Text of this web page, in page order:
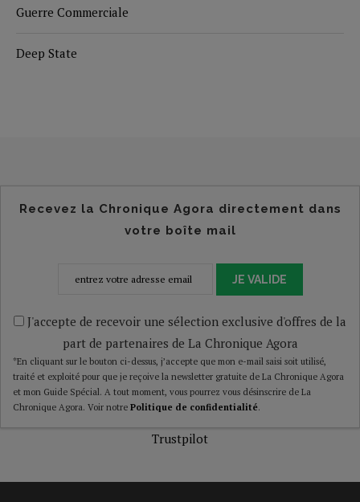
Guerre Commerciale
Deep State
Recevez la Chronique Agora directement dans
votre boîte mail
JE VALIDE
J'accepte de recevoir une sélection exclusive d'offres de la
part de partenaires de La Chronique Agora
*En cliquant sur le bouton ci-dessus, j’accepte que mon e-mail saisi soit utilisé,
traité et exploité pour que je reçoive la newsletter gratuite de La Chronique Agora
et mon Guide Spécial. A tout moment, vous pourrez vous désinscrire de La
Chronique Agora. Voir notre Politique de confidentialité.
Trustpilot